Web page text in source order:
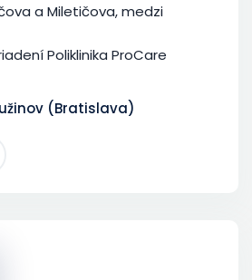
a Miletičova, medzi
Poliklinika ProCare
(Bratislava)